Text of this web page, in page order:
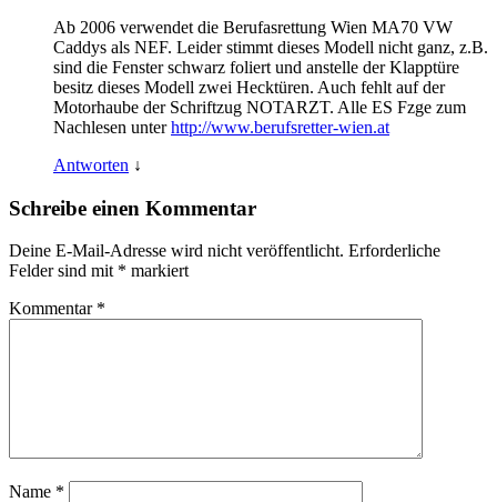
Ab 2006 verwendet die Berufasrettung Wien MA70 VW
Caddys als NEF. Leider stimmt dieses Modell nicht ganz, z.B.
sind die Fenster schwarz foliert und anstelle der Klapptüre
besitz dieses Modell zwei Hecktüren. Auch fehlt auf der
Motorhaube der Schriftzug NOTARZT. Alle ES Fzge zum
Nachlesen unterhttp://www.berufsretter-wien.at
Antworten ↓
Schreibe einen Kommentar
Deine E-Mail-Adresse wird nicht veröffentlicht. Erforderliche
Felder sind mit * markiert
Kommentar *
Name *